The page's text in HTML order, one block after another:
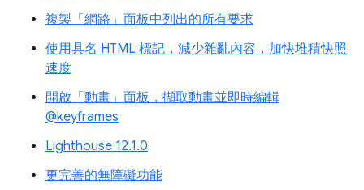
複製「網路」面板中列出的所有要求
使用具名 HTML 標記，減少雜亂內容，加快堆積快照
速度
開啟「動畫」面板，擷取動畫並即時編輯
@keyframes
Lighthouse 12.1.0
更完善的無障礙功能